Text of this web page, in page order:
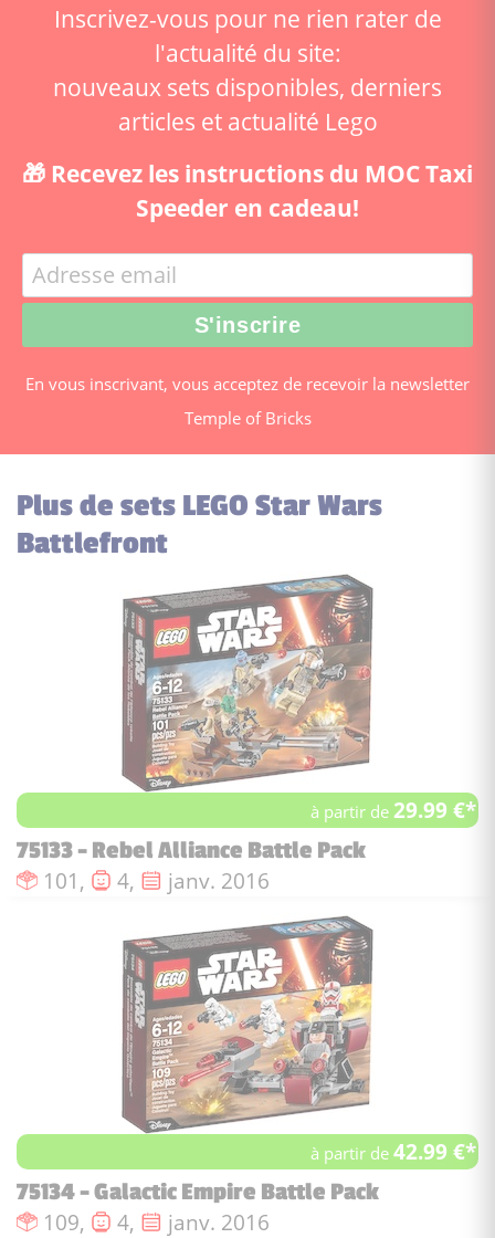
Inscrivez-vous pour ne rien rater de
l'actualité du site:
nouveaux sets disponibles, derniers
articles et actualité Lego
🎁 Recevez les instructions du MOC Taxi
Speeder en cadeau!
En vous inscrivant, vous acceptez de recevoir la newsletter
Temple of Bricks
Plus de sets LEGO Star Wars
Battlefront
à partir de29.99 €*
75133 - Rebel Alliance Battle Pack
Nombre de pièces :
101, Nombre de figurines :
4, Date de sortie :
janv. 2016
à partir de42.99 €*
75134 - Galactic Empire Battle Pack
Nombre de pièces :
109, Nombre de figurines :
4, Date de sortie :
janv. 2016